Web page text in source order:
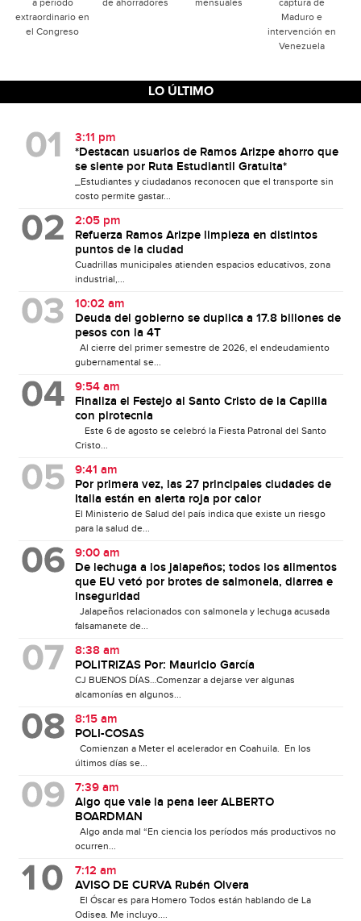
extraordinario en
el Congreso
Maduro e
intervención en
Venezuela
LO ÚLTIMO
3:11 pm
*Destacan usuarios de Ramos Arizpe ahorro que
se siente por Ruta Estudiantil Gratuita*
_Estudiantes y ciudadanos reconocen que el transporte sin
costo permite gastar...
2:05 pm
Refuerza Ramos Arizpe limpieza en distintos
puntos de la ciudad
Cuadrillas municipales atienden espacios educativos, zona
industrial,...
10:02 am
Deuda del gobierno se duplica a 17.8 billones de
pesos con la 4T
Al cierre del primer semestre de 2026, el endeudamiento
gubernamental se...
9:54 am
Finaliza el Festejo al Santo Cristo de la Capilla
con pirotecnia
Este 6 de agosto se celebró la Fiesta Patronal del Santo
Cristo...
9:41 am
Por primera vez, las 27 principales ciudades de
Italia están en alerta roja por calor
El Ministerio de Salud del país indica que existe un riesgo
para la salud de...
9:00 am
De lechuga a los jalapeños; todos los alimentos
que EU vetó por brotes de salmonela, diarrea e
inseguridad
Jalapeños relacionados con salmonela y lechuga acusada
falsamanete de...
8:38 am
POLITRIZAS Por: Mauricio García
CJ BUENOS DÍAS…Comenzar a dejarse ver algunas
alcamonías en algunos...
8:15 am
POLI-COSAS
Comienzan a Meter el acelerador en Coahuila. En los
últimos días se...
7:39 am
Algo que vale la pena leer ALBERTO
BOARDMAN
Algo anda mal “En ciencia los períodos más productivos no
ocurren...
7:12 am
AVISO DE CURVA Rubén Olvera
El Óscar es para Homero Todos están hablando de La
Odisea. Me incluyo....